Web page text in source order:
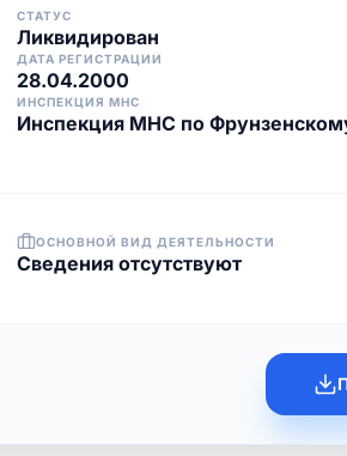
СТАТУС
Ликвидирован
ДАТА РЕГИСТРАЦИИ
28.04.2000
ИНСПЕКЦИЯ МНС
Инспекция МНС по
ОСНОВНОЙ ВИД ДЕЯТЕЛЬНОСТИ
Cведения отсутствуют